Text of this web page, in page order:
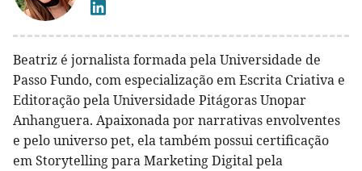
Beatriz é jornalista formada pela Universidade de
Passo Fundo, com especialização em Escrita Criativa e
Editoração pela Universidade Pitágoras Unopar
Anhanguera. Apaixonada por narrativas envolventes
e pelo universo pet, ela também possui certificação
em Storytelling para Marketing Digital pela